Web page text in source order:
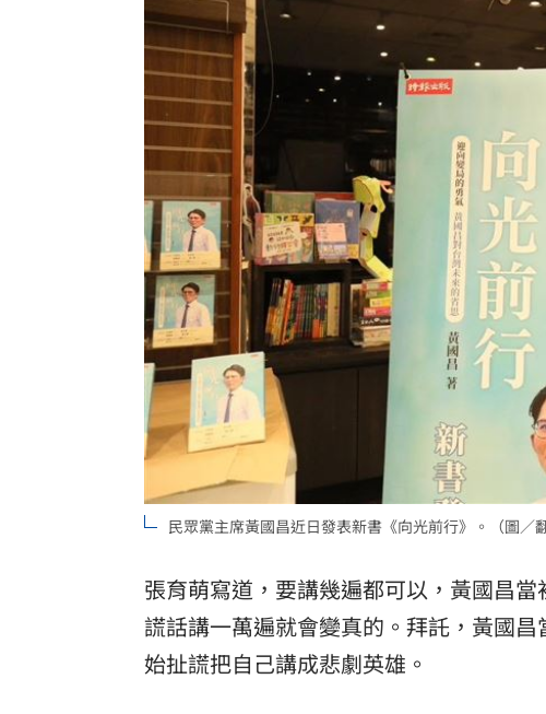
商場戰國來臨 台中「頂奢大道」逐漸成形
台彩父親節推新刮刮樂千萬頭獎超「爸」氣
「拍片人的多重宇宙」職涯論壇9/12登場！
8國球員齊聚高雄 Formosa 7s掀足球熱潮
理想混蛋號召粉絲跨海追星吃美食！ 18:15
民眾黨主席黃國昌近日發表新書《向光前行》。（圖／
張育萌寫道，要講幾遍都可以，黃國昌
謊話講一萬遍就會變真的。拜託，黃國
始扯謊把自己講成悲劇英雄。